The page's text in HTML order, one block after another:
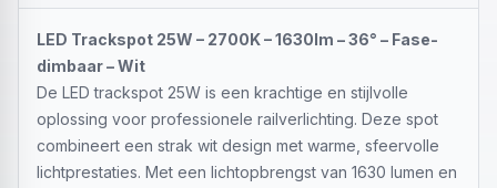
LED Trackspot 25W – 2700K – 1630lm – 36° – Fase-
dimbaar – Wit
De LED trackspot 25W is een krachtige en stijlvolle
oplossing voor professionele railverlichting. Deze spot
combineert een strak wit design met warme, sfeervolle
lichtprestaties. Met een lichtopbrengst van 1630 lumen en